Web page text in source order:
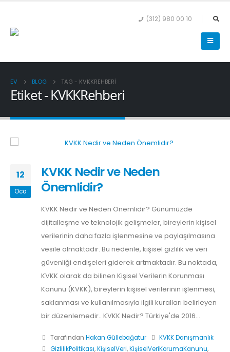
(312) 980 00 10
EV BLOG TAG - KVKKREHBERI
Etiket - KVKKRehberi
12
Oca
KVKK Nedir ve Neden
Önemlidir?
KVKK Nedir ve Neden Önemlidir? Günümüzde
dijitalleşme ve teknolojik gelişmeler, bireylerin kişisel
verilerinin daha fazla işlenmesine ve paylaşılmasına
vesile olmaktadır. Bu nedenle, kişisel gizlilik ve veri
güvenliği endişeleri giderek artmaktadır. Bu noktada,
KVKK olarak da bilinen Kişisel Verilerin Korunması
Kanunu (KVKK), bireylerin kişisel verilerinin işlenmesi,
saklanması ve kullanılmasıyla ilgili kuralları belirleyen
bir düzenlemedir.. KVKK Nedir? Türkiye'de 2016...
Tarafından Hakan Güllebağatur
KVKK Danışmanlık
GizlilikPolitikası,KişiselVeri,KişiselVeriKorumaKanunu,